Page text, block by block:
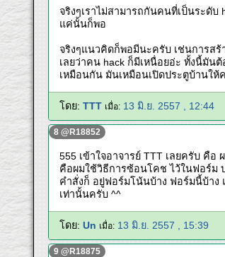
จริงๆเราไม่สามารถกันคนที่เป็นระดั
แค่นั้นก็พอ
จริงๆแนวคิดก็พอมีนะครับ เช่นการสร้
เลยว่าคน hack ก็มีเหนื่อยอ่ะ ทั้งนี้มัน
เหมือนกัน มันเหมือนเปิดประตูบ้านให้
โดย: TTT เมื่อ: 13 มิ.ย. 2557 , 12:44
8 @R18852
555 เข้าใจอาจารย์ TTT เลยครับ คือ
คือผมใช้วิธีการซ้อนโคช ไว้ในฟอร์ม
คำสั่งก็ อยู่ฟอร์มโน้นบ้าง ฟอร์มนี้บ้าง
เท่านั้นครับ ^^
โดย: Un เมื่อ: 13 มิ.ย. 2557 , 15:39
9 @R18875